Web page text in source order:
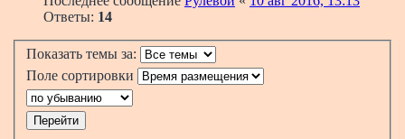
Ответы: 14
Показать темы за:
Поле сортировки